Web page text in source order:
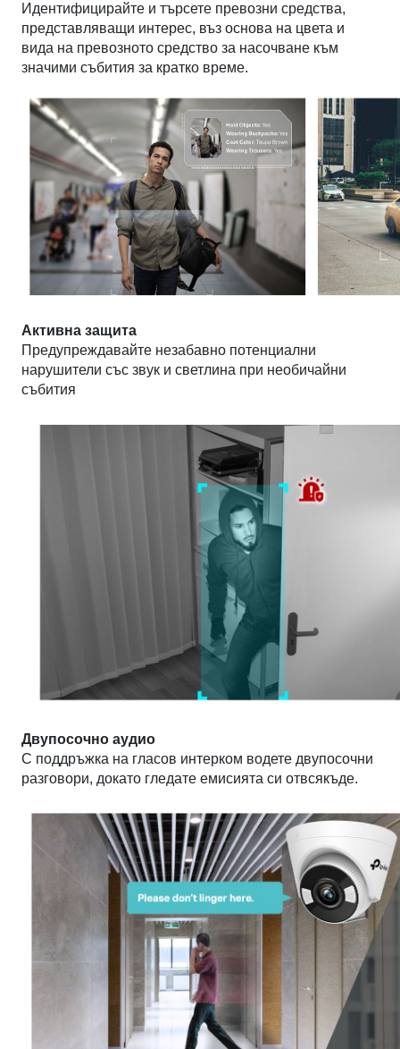
Идентифицирайте и търсете превозни средства,
представляващи интерес, въз основа на цвета и
вида на превозното средство за насочване към
значими събития за кратко време.
Активна защита
Предупреждавайте незабавно потенциални
нарушители със звук и светлина при необичайни
събития
Двупосочно аудио
С поддръжка на гласов интерком водете двупосочни
разговори, докато гледате емисията си отвсякъде.